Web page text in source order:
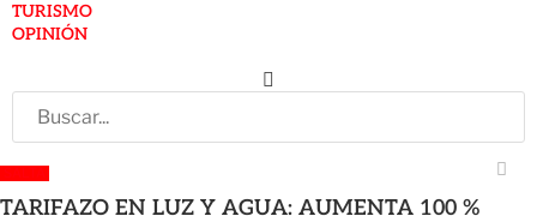
TURISMO
OPINIÓN
TARIFAZO EN LUZ Y AGUA: AUMENTA 100 %